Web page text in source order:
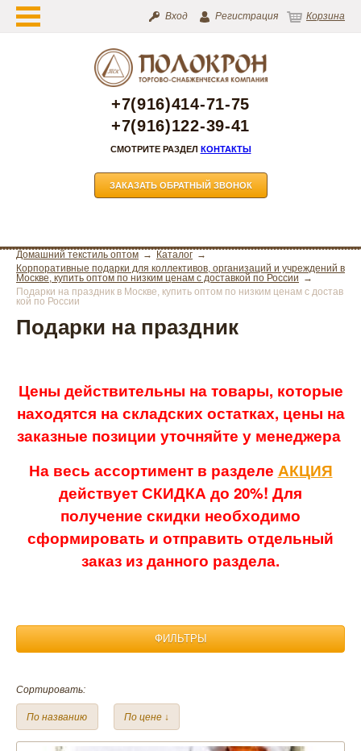
Вход Регистрация Корзина
+7(916)414-71-75
+7(916)122-39-41
СМОТРИТЕ РАЗДЕЛ КОНТАКТЫ
ЗАКАЗАТЬ ОБРАТНЫЙ ЗВОНОК
Домашний текстиль оптом
Каталог
Корпоративные подарки для коллективов, организаций и учреждений в
Москве, купить оптом по низким ценам с доставкой по России
Подарки на праздник в Москве, купить оптом по низким ценам с достав
кой по России
Подарки на праздник
Цены действительны на товары, которые
находятся на складских остатках, цены на
заказные позиции уточняйте у менеджера
На весь ассортимент в разделе АКЦИЯ
действует СКИДКА до 20%! Для
получение скидки необходимо
сформировать и отправить отдельный
заказ из данного раздела.
ФИЛЬТРЫ
Материал:
Махра
Сортировать:
По названию По цене ↓